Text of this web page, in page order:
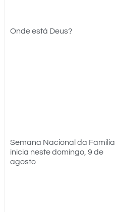
Onde está Deus?
Semana Nacional da Família
inicia neste domingo, 9 de
agosto